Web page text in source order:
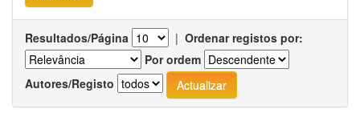
Resultados/Página | Ordenar registos por:
Por ordem
Autores/Registo